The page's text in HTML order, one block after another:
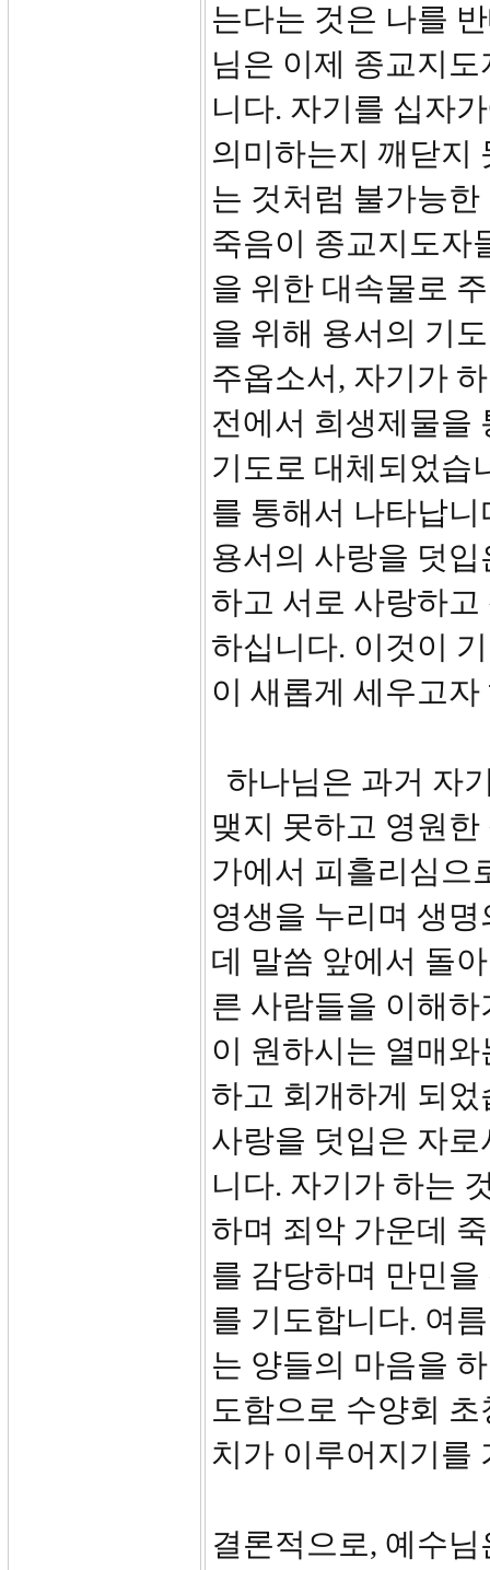
는다는 것은 나를
님은 이제 종교지
니다. 자기를 십자
의미하는지 깨닫지
는 것처럼 불가능
죽음이 종교지도자
을 위한 대속물로
을 위해 용서의 기
주옵소서, 자기가
전에서 희생제물을
기도로 대체되었습
를 통해서 나타납
용서의 사랑을 덧
하고 서로 사랑하
하십니다. 이것이
이 새롭게 세우고
하나님은 과거 자
맺지 못하고 영원
가에서 피흘리심으
영생을 누리며 생
데 말씀 앞에서 돌
른 사람들을 이해
이 원하시는 열매
하고 회개하게 되
사랑을 덧입은 자
니다. 자기가 하는
하며 죄악 가운데
를 감당하며 만민
를 기도합니다. 여
는 양들의 마음을
도함으로 수양회
치가 이루어지기를
결론적으로, 예수